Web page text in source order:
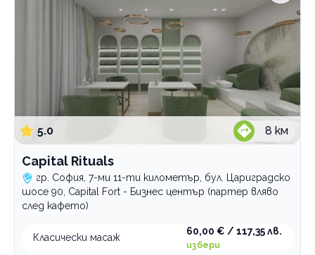
5.0 8 км
Capital Rituals
гр. София, 7-ми 11-ти километър, бул. Цариградско
шосе 90, Capital Fort - Бизнес център (партер вляво
след кафето)
Класически масаж
60,00 € / 117,35 лв.
избери